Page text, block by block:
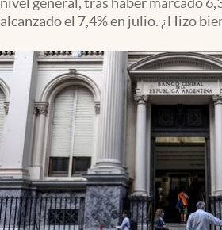
Apertura
Clase
Clima
Mundial 2026
Eventos Corporativos
El Cronista Studio
Mediakit
alcanzado el 7,4% en julio. ¿Hizo